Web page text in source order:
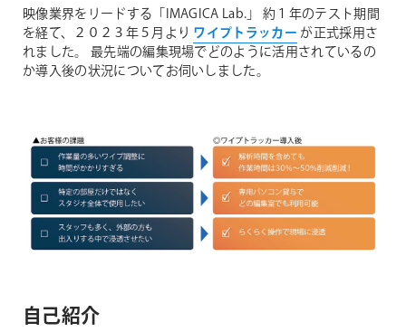
映像業界をリードする「IMAGICA Lab.」
約１年のテスト期間
を経て、２０２３年５月より ワイプトラッカー が正式採用さ
れました。
最先端の編集現場でどのように活用されているの
か導入後の状況についてお伺いしました。
自己紹介